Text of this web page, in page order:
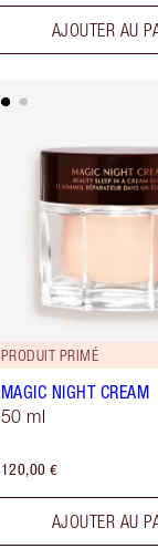
AJOUTER AU
PRODUIT PRIMÉ
MAGIC NIGHT CREAM
50 ml
120,00 €
AJOUTER AU